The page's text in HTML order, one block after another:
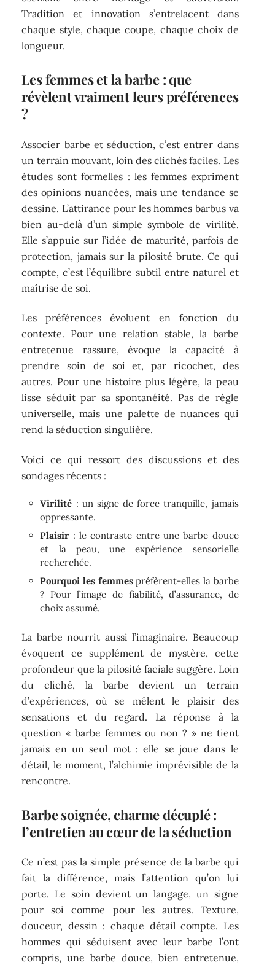
Tradition et innovation s’entrelacent dans
chaque style, chaque coupe, chaque choix de
longueur.
Les femmes et la barbe : que
révèlent vraiment leurs préférences
?
Associer barbe et séduction, c’est entrer dans
un terrain mouvant, loin des clichés faciles. Les
études sont formelles : les femmes expriment
des opinions nuancées, mais une tendance se
dessine. L’attirance pour les hommes barbus va
bien au-delà d’un simple symbole de virilité.
Elle s’appuie sur l’idée de maturité, parfois de
protection, jamais sur la pilosité brute. Ce qui
compte, c’est l’équilibre subtil entre naturel et
maîtrise de soi.
Les préférences évoluent en fonction du
contexte. Pour une relation stable, la barbe
entretenue rassure, évoque la capacité à
prendre soin de soi et, par ricochet, des
autres. Pour une histoire plus légère, la peau
lisse séduit par sa spontanéité. Pas de règle
universelle, mais une palette de nuances qui
rend la séduction singulière.
Voici ce qui ressort des discussions et des
sondages récents :
Virilité : un signe de force tranquille, jamais
oppressante.
Plaisir : le contraste entre une barbe douce
et la peau, une expérience sensorielle
recherchée.
Pourquoi les femmespréfèrent-elles la barbe
? Pour l’image de fiabilité, d’assurance, de
choix assumé.
La barbe nourrit aussi l’imaginaire. Beaucoup
évoquent ce supplément de mystère, cette
profondeur que la pilosité faciale suggère. Loin
du cliché, la barbe devient un terrain
d’expériences, où se mêlent le plaisir des
sensations et du regard. La réponse à la
question « barbe femmes ou non ? » ne tient
jamais en un seul mot : elle se joue dans le
détail, le moment, l’alchimie imprévisible de la
rencontre.
Barbe soignée, charme décuplé :
l’entretien au cœur de la séduction
Ce n’est pas la simple présence de la barbe qui
fait la différence, mais l’attention qu’on lui
porte. Le soin devient un langage, un signe
pour soi comme pour les autres. Texture,
douceur, dessin : chaque détail compte. Les
hommes qui séduisent avec leur barbe l’ont
compris, une barbe douce, bien entretenue,